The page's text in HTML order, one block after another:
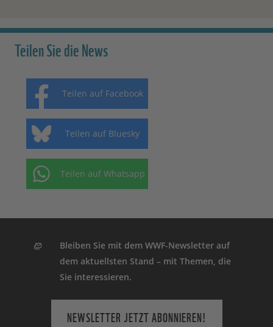
Teilen Sie die News
Teilen auf Facebook
Teilen auf Bluesky
Teilen auf Whatsapp
Bleiben Sie mit dem WWF-Newsletter auf
dem aktuellsten Stand – mit Themen, die
Sie interessieren.
NEWSLETTER JETZT ABONNIEREN!